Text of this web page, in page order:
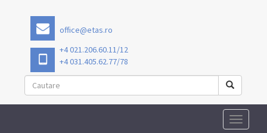
office@etas.ro
+4 021.206.60.11/12
+4 031.405.62.77/78
Toggle